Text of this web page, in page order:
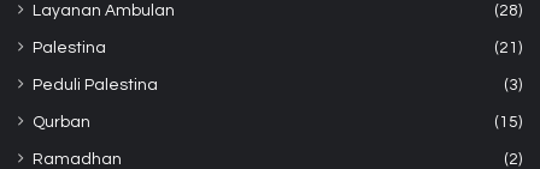
Layanan Ambulan (28)
Palestina (21)
Peduli Palestina (3)
Qurban (15)
Ramadhan (2)